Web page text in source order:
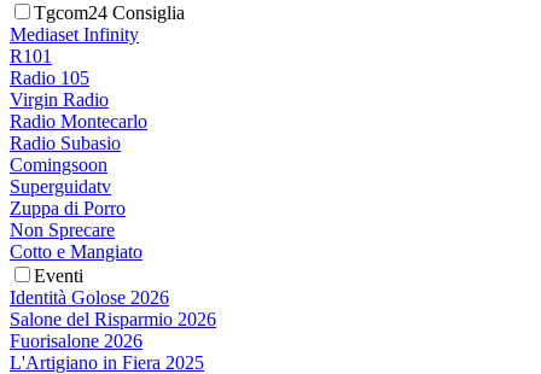
Tgcom24 Consiglia
Mediaset Infinity
R101
Radio 105
Virgin Radio
Radio Montecarlo
Radio Subasio
Comingsoon
Superguidatv
Zuppa di Porro
Non Sprecare
Cotto e Mangiato
Eventi
Identità Golose 2026
Salone del Risparmio 2026
Fuorisalone 2026
L'Artigiano in Fiera 2025